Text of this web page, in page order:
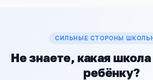
СИЛЬНЫЕ СТОРОНЫ
Не знаете, какая
ребёнку?